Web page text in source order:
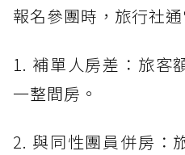
報名參團時，旅行社
1. 補單人房差：旅客
一整間房。
2. 與同性團員併房：